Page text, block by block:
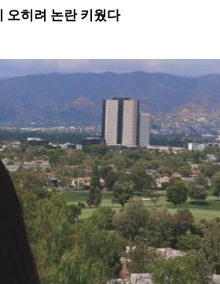
오히려 논란 키웠다